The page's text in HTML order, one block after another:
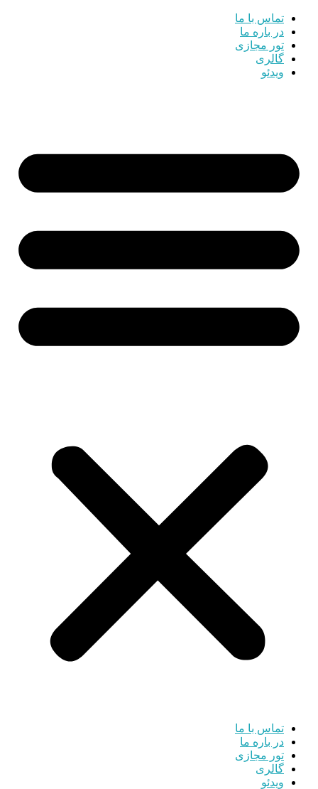
تماس با ما
در باره ما
تور مجازی
گالری
ویدئو
تماس با ما
در باره ما
تور مجازی
گالری
ویدئو